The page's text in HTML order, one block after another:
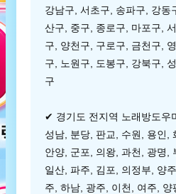
강남구, 서초구, 송파구, 강동
산구, 중구, 종로구, 마포구,
구, 양천구, 구로구, 금천구,
구, 노원구, 도봉구, 강북구,
구
✔ 경기도 전지역 노래방도우
성남, 분당, 판교, 수원, 용인,
안양, 군포, 의왕, 과천, 광명,
일산, 파주, 김포, 의정부, 양
주, 하남, 광주, 이천, 여주, 양